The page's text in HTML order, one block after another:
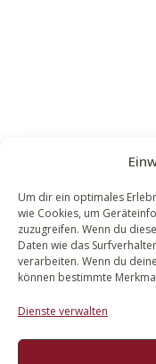
Um dir ein optimales
wie Cookies, um
zuzugreifen. Wenn du
Daten wie das
verarbeiten. Wenn du
können bestimmte
Dienste verwalten
WALEK
Bachstraße
56727
02651 98